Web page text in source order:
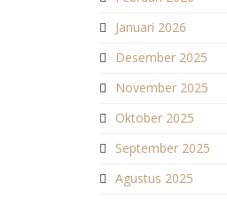
Januari 2026
Desember 2025
November 2025
Oktober 2025
September 2025
Agustus 2025